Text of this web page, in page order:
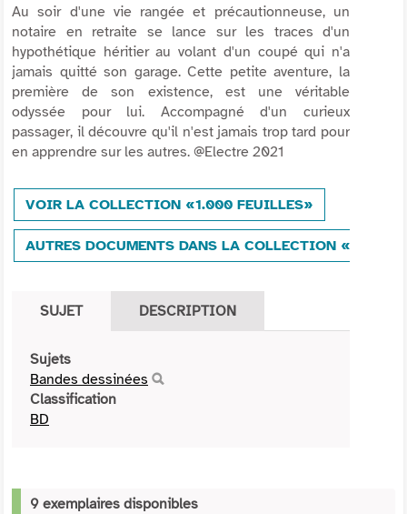
Au soir d'une vie rangée et précautionneuse, un
notaire en retraite se lance sur les traces d'un
hypothétique héritier au volant d'un coupé qui n'a
jamais quitté son garage. Cette petite aventure, la
première de son existence, est une véritable
odyssée pour lui. Accompagné d'un curieux
passager, il découvre qu'il n'est jamais trop tard pour
en apprendre sur les autres. @Electre 2021
VOIR LA COLLECTION «1.000 FEUILLES»
AUTRES DOCUMENTS DANS LA COLLECTION «1.000
SUJET DESCRIPTION
Sujets
Bandes dessinées
Classification
BD
9 exemplaires disponibles